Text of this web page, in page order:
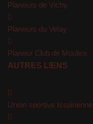
Planeurs de Vichy
Planeurs du Velay
Planeur Club de Moulins
AUTRES LIENS
Union sportive Issoirienne